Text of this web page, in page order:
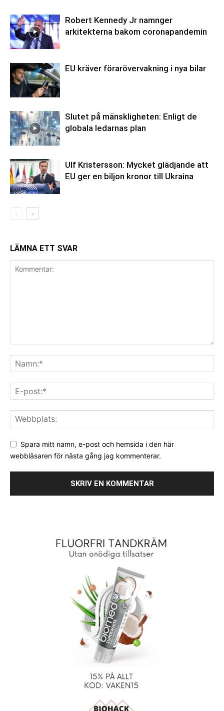
Robert Kennedy Jr namnger
arkitekterna bakom coronapandemin
EU kräver förarövervakning i nya bilar
Slutet på mänskligheten: Enligt de
globala ledarnas plan
Ulf Kristersson: Mycket glädjande att
EU ger en biljon kronor till Ukraina
LÄMNA ETT SVAR
Spara mitt namn, e-post och hemsida i den här
webbläsaren för nästa gång jag kommenterar.